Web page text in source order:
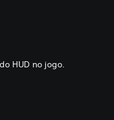
HUD no jogo.